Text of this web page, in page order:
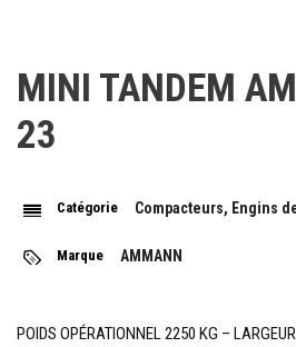
SERVICE
DE
MINI TANDEM
23
Catégorie Compacteurs, Engins
Marque AMMANN
POIDS OPÉRATIONNEL 2250 KG –